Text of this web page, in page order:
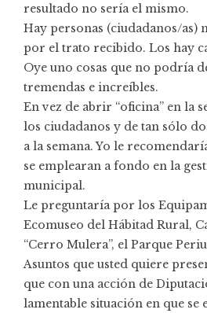
resultado no sería el mismo.
Hay personas (ciudadanos/as)
por el trato recibido. Los hay
Oye uno cosas que no podría
tremendas e increíbles.
En vez de abrir “oficina” en la
los ciudadanos y de tan sólo
a la semana. Yo le
se emplearan a fondo en la
municipal.
Le preguntaría por los
Ecomuseo del Hábitad Rural,
“Cerro Mulera”, el Parque
Asuntos que usted quiere
que con una acción de
lamentable situación en que se